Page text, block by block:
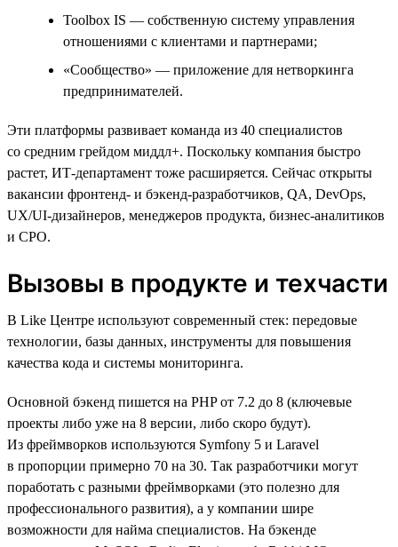
Toolbox IS — собственную систему управления
отношениями с клиентами и партнерами;
«Сообщество» — приложение для нетворкинга
предпринимателей.
Эти платформы развивает команда из 40 специалистов
со средним грейдом миддл+. Поскольку компания быстро
растет, ИТ-департамент тоже расширяется. Сейчас открыты
вакансии фронтенд- и бэкенд-разработчиков, QA, DevOps,
UX/UI-дизайнеров, менеджеров продукта, бизнес-аналитиков
и CPO.
Вызовы в продукте и техчасти
В Like Центре используют современный стек: передовые
технологии, базы данных, инструменты для повышения
качества кода и системы мониторинга.
Основной бэкенд пишется на PHP от 7.2 до 8 (ключевые
проекты либо уже на 8 версии, либо скоро будут).
Из фреймворков используются Symfony 5 и Laravel
в пропорции примерно 70 на 30. Так разработчики могут
поработать с разными фреймворками (это полезно для
профессионального развития), а у компании шире
возможности для найма специалистов. На бэкенде